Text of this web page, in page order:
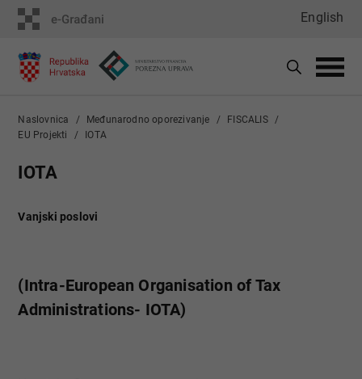
English
Naslovnica Međunarodno oporezivanje
FISCALIS
EU Projekti
IOTA
IOTA
Vanjski poslovi
(Intra-European Organisation of Tax
Administrations- IOTA)